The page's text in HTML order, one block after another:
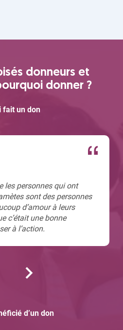
donneurs et
donner ?
fait un don
les personnes qui ont
sont des personnes
d’amour à leurs
c’était une bonne
à l’action.
d’un don